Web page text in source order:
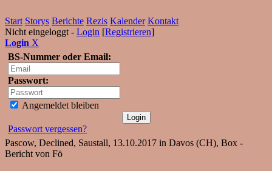
Start Storys Berichte Rezis Kalender Kontakt
Nicht eingeloggt - Login [Registrieren]
Login X
BS-Nummer oder Email:
Passwort:
Angemeldet bleiben
Passwort vergessen?
Pascow, Declined, Saustall, 13.10.2017 in Davos (CH), Box -
Bericht von Fö